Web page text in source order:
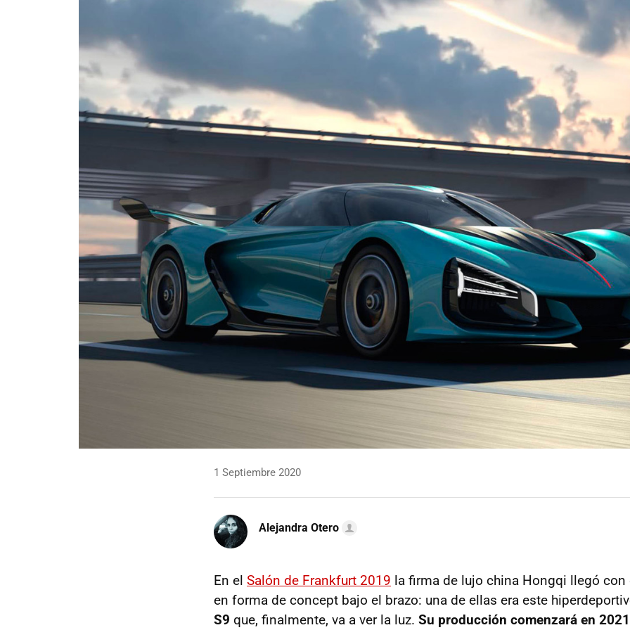
1 Septiembre 2020
Alejandra Otero
En el Salón de Frankfurt 2019 la firma de lujo china Hongqi llegó
en forma de concept bajo el brazo: una de ellas era este
S9 que, finalmente, va a ver la luz. Su producción comenzará en 2021